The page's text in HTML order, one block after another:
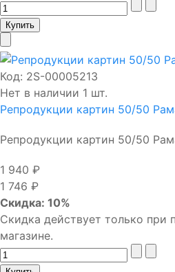
Код: 2S-00005213
Нет в наличии 1 шт.
Репродукции картин 50/50
Репродукции картин 50/50
1 940 ₽
1 746 ₽
Скидка: 10%
Скидка действует только при
магазине.